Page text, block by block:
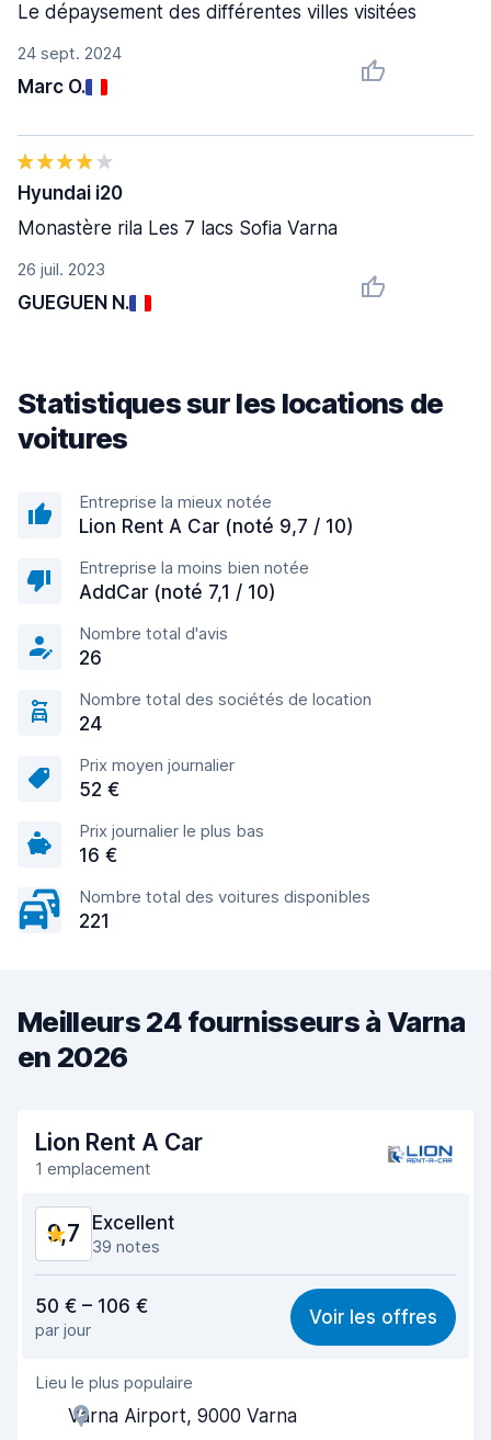
24 sept. 2024
Marc O.
Le dépaysement des différentes villes visitées
26 juil. 2023
GUEGUEN N.
Hyundai i20
Monastère rila Les 7 lacs Sofia Varna
Statistiques sur les locations de
voitures
Entreprise la mieux notée
Lion Rent A Car (noté 9,7 / 10)
Entreprise la moins bien notée
AddCar (noté 7,1 / 10)
Nombre total d'avis
26
Nombre total des sociétés de location
24
Prix moyen journalier
52 €
Prix journalier le plus bas
16 €
Nombre total des voitures disponibles
221
Meilleurs 24 fournisseurs à Varna
en 2026
Lion Rent A Car
1 emplacement
9,7 Excellent
39 notes
9,3
Recherche facile 9,7
Agent serviable
Prise en charge rapide
50 € – 106 €
par jour
Voir les offres
Lieu le plus populaire
Varna Airport, 9000 Varna